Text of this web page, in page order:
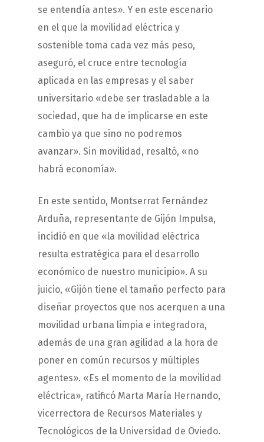
se entendía antes». Y en este escenario
en el que la movilidad eléctrica y
sostenible toma cada vez más peso,
aseguró, el cruce entre tecnología
aplicada en las empresas y el saber
universitario «debe ser trasladable a la
sociedad, que ha de implicarse en este
cambio ya que sino no podremos
avanzar». Sin movilidad, resaltó, «no
habrá economía».
En este sentido, Montserrat Fernández
Arduña, representante de Gijón Impulsa,
incidió en que «la movilidad eléctrica
resulta estratégica para el desarrollo
económico de nuestro municipio». A su
juicio, «Gijón tiene el tamaño perfecto para
diseñar proyectos que nos acerquen a una
movilidad urbana limpia e integradora,
además de una gran agilidad a la hora de
poner en común recursos y múltiples
agentes». «Es el momento de la movilidad
eléctrica», ratificó Marta María Hernando,
vicerrectora de Recursos Materiales y
Tecnológicos de la Universidad de Oviedo.